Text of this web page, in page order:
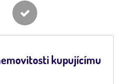
kupujícímu